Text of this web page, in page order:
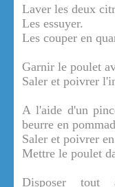
Laver les deux
Les essuyer.
Les couper en
Garnir le poulet
Saler et poivrer
A l'aide d'un
beurre en
Saler et poivrer
Mettre le poulet
Disposer tout